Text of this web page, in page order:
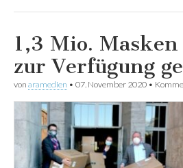
1,3 Mio.
zur Verfügung
von aramedien • 07. November 2020 •